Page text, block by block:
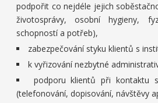
podpořit co nejdéle jejich
životosprávy, osobní hygieny,
schopností a potřeb),
zabezpečování styku klientů s
k vyřizování nezbytné
podporu klientů při kontaktu
(telefonování, dopisování, návštěvy